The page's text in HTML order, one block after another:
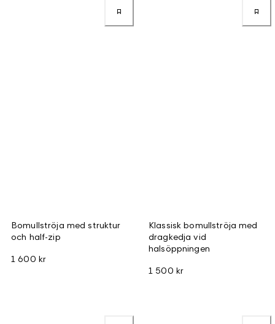
Bomullströja med struktur
och half-zip
1 600 kr
Klassisk bomullströja med
dragkedja vid
halsöppningen
1 500 kr